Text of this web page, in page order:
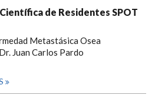
de Residentes SPOT
Metastásica Osea
Juan Carlos Pardo